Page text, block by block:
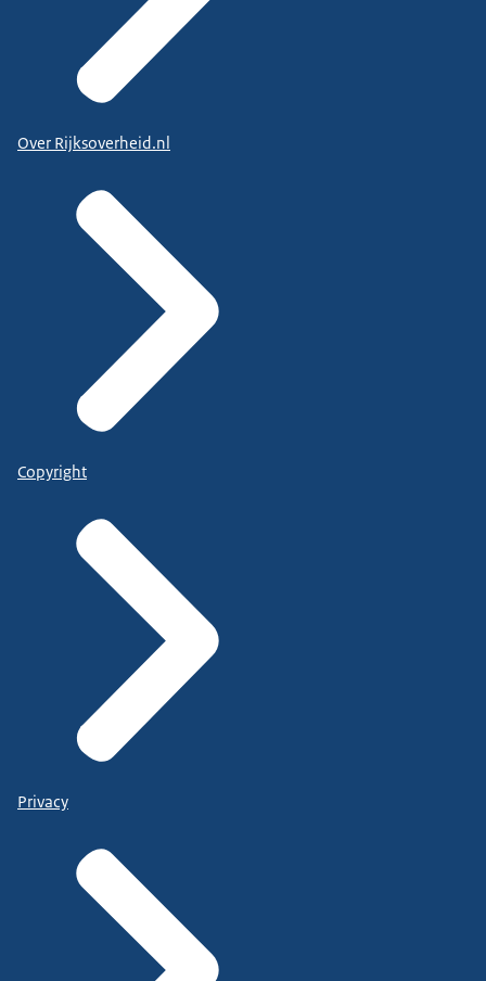
Over Rijksoverheid.nl
Copyright
Privacy